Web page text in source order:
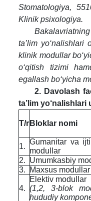
Stomatologiya,
Klinik psixologiya.
Bakalavriatning
ta’lim yo‘nalishlari
klinik modullar
o‘qitish tizimi
egallash bo‘yicha
2. Davolash
ta’lim yo‘nalishlari
T/r Bloklar nomi
1.
Gumanitar va
modullar
2. Umumkasbiy
3.
Maxsus modullar
4.
Elektiv modullar
(1,2, 3-blok
hududiy